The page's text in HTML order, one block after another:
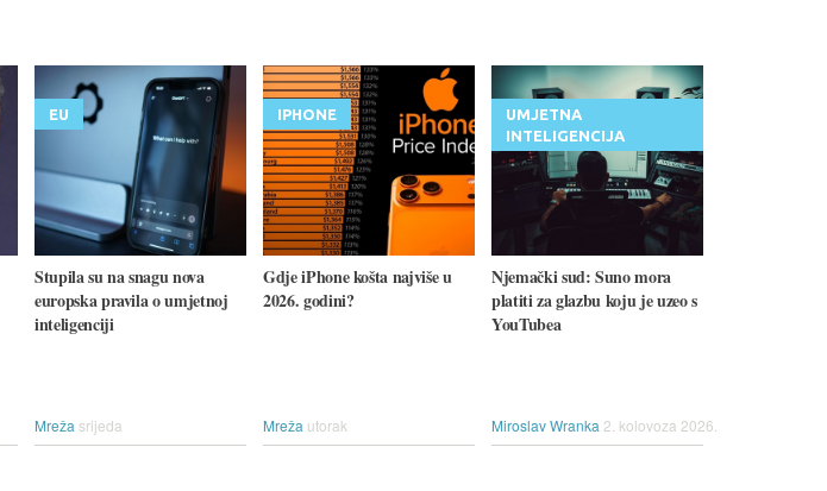
EU
Stupila su na snagu nova
europska pravila o umjetnoj
inteligenciji
Mreža srijeda
IPHONE
Gdje iPhone košta najviše u
2026. godini?
Mreža utorak
UMJETNA
INTELIGENCIJA
Njemački sud: Suno mora
platiti za glazbu koju je uzeo s
YouTubea
Miroslav Wranka 2. kolovoza 2026.